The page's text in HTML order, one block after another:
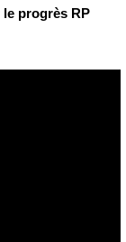
progrès RP